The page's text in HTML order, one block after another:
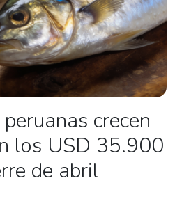
crecen
los USD 35.900
de abril